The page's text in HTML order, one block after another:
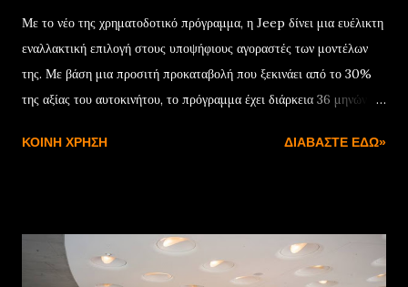
Με το νέο της χρηματοδοτικό πρόγραμμα, η Jeep δίνει μια ευέλικτη
εναλλακτική επιλογή στους υποψήφιους αγοραστές των μοντέλων
της. Με βάση μια προσιτή προκαταβολή που ξεκινάει από το 30%
της αξίας του αυτοκινήτου, το πρόγραμμα έχει διάρκεια 36 μηνών
ολοκληρωθεί η προγραμματισμένη διάρκεια της χρηματοδότησης, ο
του αυτοκινήτου, ενώ η τρίτη αφορά στην επιστροφή με
προσυμφωνημένη αξία που θα χρησιμοποιηθεί ως προκαταβολή για
ΚΟΙΝΉ ΧΡΉΣΗ ΔΙΑΒΆΣΤΕ ΕΔΏ»